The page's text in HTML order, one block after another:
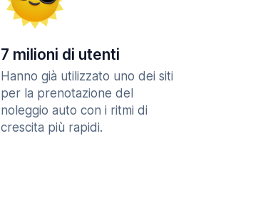
7 milioni di utenti
Hanno già utilizzato uno dei siti
per la prenotazione del
noleggio auto con i ritmi di
crescita più rapidi.